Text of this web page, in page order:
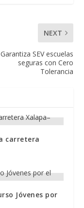
NEXT
Garantiza SEV escuelas
seguras con Cero
Tolerancia
carretera
Jóvenes por